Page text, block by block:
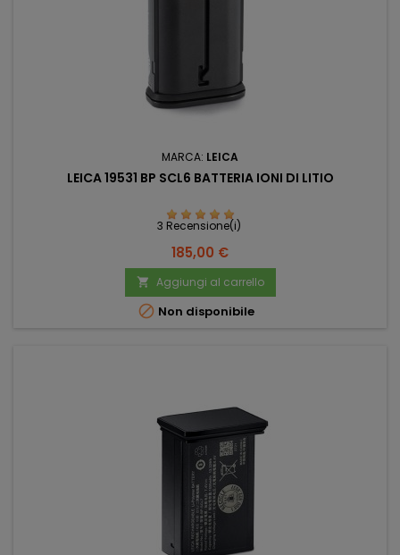
MARCA: LEICA
LEICA 19531 BP SCL6 BATTERIA IONI DI LITIO
3 Recensione(i)
Prezzo
185,00 €
 Aggiungi al carrello
 Non disponibile